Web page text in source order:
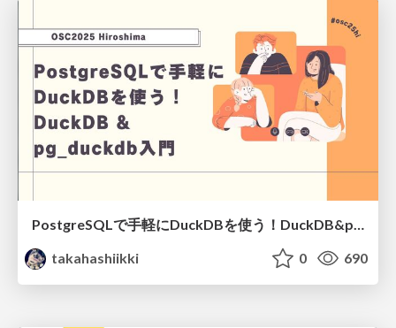
PostgreSQLで手軽にDuckDBを使う！DuckDB&pg_duckdb入門/osc25hi-duckdb
takahashiikki
0 690